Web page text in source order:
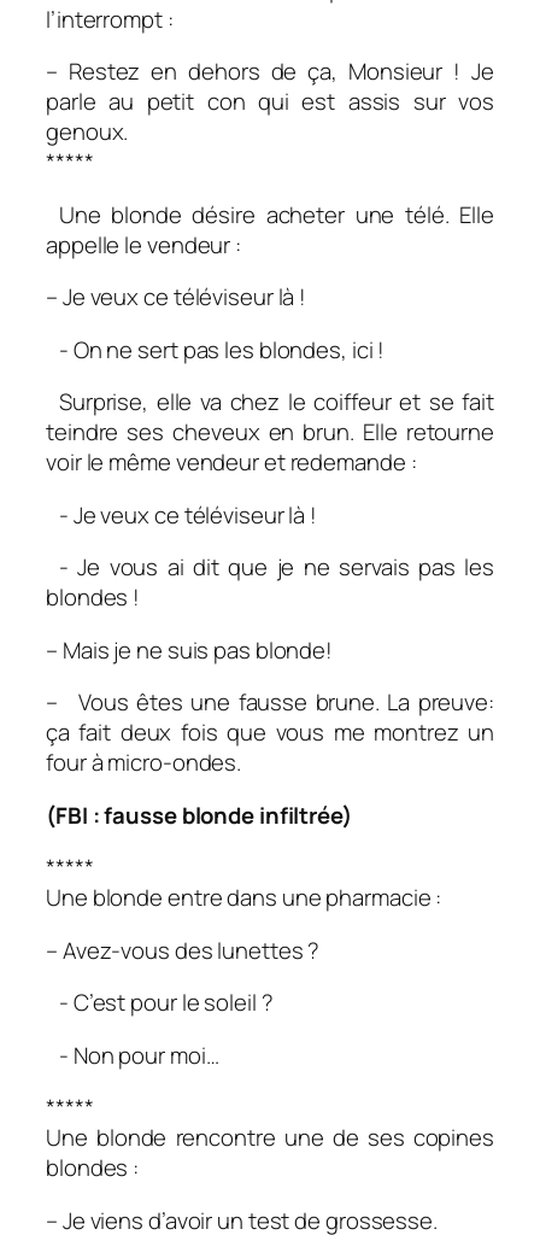
l’interrompt :
– Restez en dehors de ça, Monsieur ! Je
parle au petit con qui est assis sur vos
genoux.
*****
Une blonde désire acheter une télé. Elle
appelle le vendeur :
– Je veux ce téléviseur là !
- On ne sert pas les blondes, ici !
Surprise, elle va chez le coiffeur et se fait
teindre ses cheveux en brun. Elle retourne
voir le même vendeur et redemande :
- Je veux ce téléviseur là !
- Je vous ai dit que je ne servais pas les
blondes !
– Mais je ne suis pas blonde!
– Vous êtes une fausse brune. La preuve:
ça fait deux fois que vous me montrez un
four à micro-ondes.
(FBI : fausse blonde infiltrée)
*****
Une blonde entre dans une pharmacie :
– Avez-vous des lunettes ?
- C’est pour le soleil ?
- Non pour moi…
*****
Une blonde rencontre une de ses copines
blondes :
– Je viens d’avoir un test de grossesse.